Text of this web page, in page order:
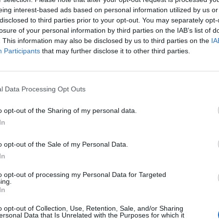
interest-based ads based on personal information utilized by us
to third parties prior to your opt-out. You may separately
of your personal information by third parties on the IAB’s list of
This information may also be disclosed by us to third parties on the
Participants that may further disclose it to other third parties.
Data Processing Opt Outs
opt-out of the Sharing of my personal data.
opt-out of the Sale of my Personal Data.
opt-out of processing my Personal Data for Targeted
opt-out of Collection, Use, Retention, Sale, and/or Sharing
Data that Is Unrelated with the Purposes for which it
kilépne az euróövezetből, akkor a Fitch
Írország, Olaszország, Spanyolország és
- jelentette ki a hitelminősítő elemzője, Ed Parker.
euróövezetből automatikusan maga után vonná több
euróország adósbesorolását negatív megfigyelési listára
tartalmazza:
cikkarchívum